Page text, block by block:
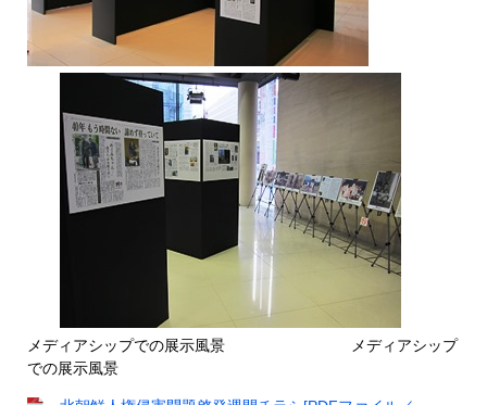
メディアシップでの展示風景 メディアシップ
での展示風景